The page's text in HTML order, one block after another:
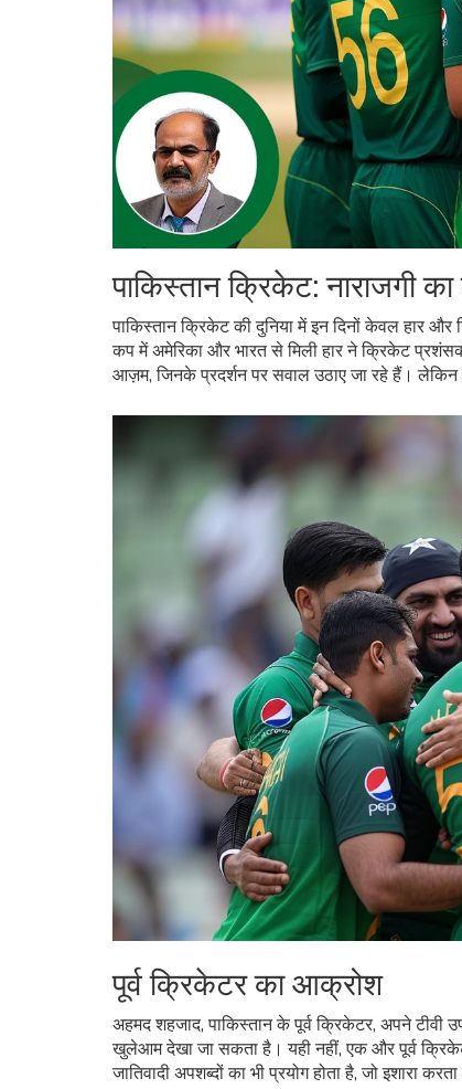
पाकिस्तान क्रिकेट: नाराजगी
पाकिस्तान क्रिकेट की दुनिया में इन दिनों केवल हार और
कप में अमेरिका और भारत से मिली हार ने क्रिकेट
आज़म, जिनके प्रदर्शन पर सवाल उठाए जा रहे हैं। लेकिन
पूर्व क्रिकेटर का आक्रोश
अहमद शहजाद, पाकिस्तान के पूर्व क्रिकेटर, अपने
खुलेआम देखा जा सकता है। यही नहीं, एक और पूर्व
जातिवादी अपशब्दों का भी प्रयोग होता है, जो इशारा